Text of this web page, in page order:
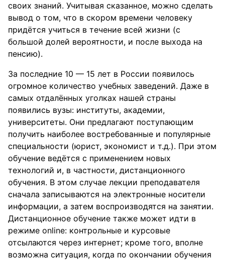
своих знаний. Учитывая сказанное, можно сделать
вывод о том, что в скором времени человеку
придётся учиться в течение всей жизни (c
большой долей вероятности, и после выхода на
пенсию).
За последние 10 — 15 лет в России появилось
огромное количество учебных заведений. Даже в
самых отдалённых уголках нашей страны
появились вузы: институты, академии,
университеты. Они предлагают поступающим
получить наиболее востребованные и популярные
специальности (юрист, экономист и т.д.). При этом
обучение ведётся с применением новых
технологий и, в частности, дистанционного
обучения. В этом случае лекции преподавателя
сначала записываются на электронные носители
информации, а затем воспроизводятся на занятии.
Дистанционное обучение также может идти в
режиме online: контрольные и курсовые
отсылаются через интернет; кроме того, вполне
возможна ситуация, когда по окончании обучения